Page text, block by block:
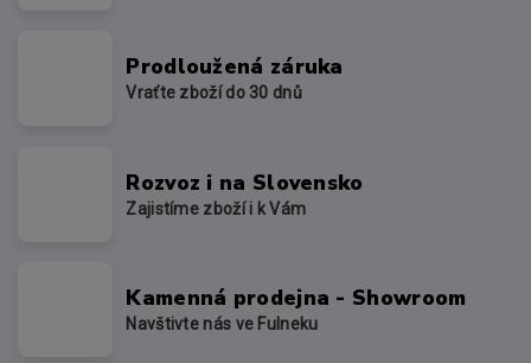
Prodloužená záruka
Vraťte zboží do 30 dnů
Rozvoz i na Slovensko
Zajistíme zboží i k Vám
Kamenná prodejna - Showroom
Navštivte nás ve Fulneku